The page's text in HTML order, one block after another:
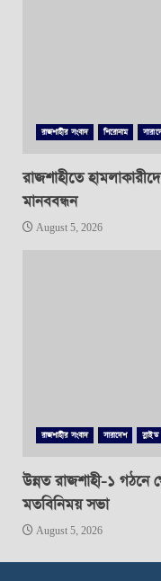
রাজশাহীর সংবাদ শিরোনাম
রাজশাহীতে
মানববন্ধন
August 5, 2026
রাজশাহীর সংবাদ সারাদেশ স্লাইড
উন্নত রাজশাহী-১ গঠনে
মতবিনিময় সভা
August 5, 2026